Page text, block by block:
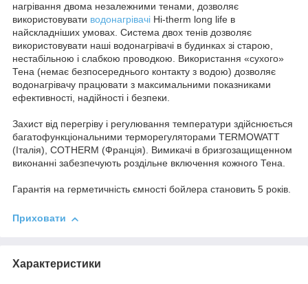
нагрівання двома незалежними тенами, дозволяє
використовувати водонагрівачі Hi-therm long life в
найскладніших умовах. Система двох тенів дозволяє
використовувати наші водонагрівачі в будинках зі старою,
нестабільною і слабкою проводкою. Використання «сухого»
Тена (немає безпосереднього контакту з водою) дозволяє
водонагрівачу працювати з максимальними показниками
ефективності, надійності і безпеки.
Захист від перегріву і регулювання температури здійснюється
багатофункціональними терморегуляторами TERMOWATT
(Італія), COTHERM (Франція). Вимикачі в бризгозащищенном
виконанні забезпечують роздільне включення кожного Тена.
Гарантія на герметичність ємності бойлера становить 5 років.
Приховати
Характеристики